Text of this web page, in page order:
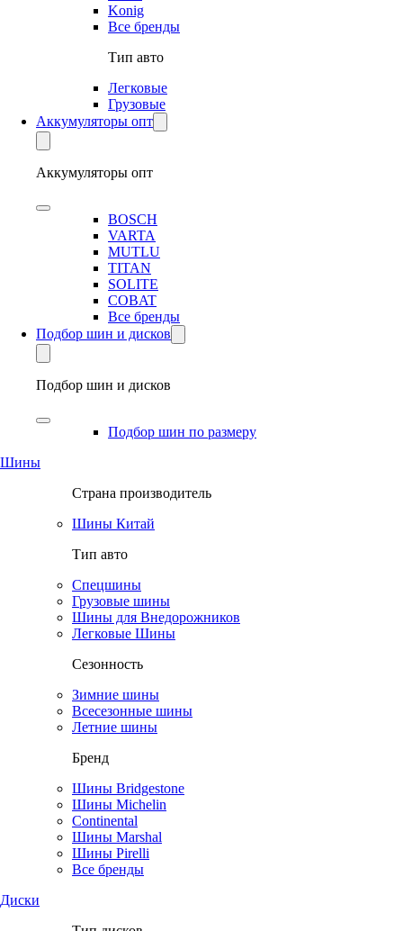
Konig
Все бренды
Тип авто
Легковые
Грузовые
Аккумуляторы опт
Аккумуляторы опт
BOSCH
VARTA
MUTLU
TITAN
SOLITE
COBAT
Все бренды
Подбор шин и дисков
Подбор шин и дисков
Подбор шин по размеру
Шины
Страна производитель
Шины Китай
Тип авто
Спецшины
Грузовые шины
Шины для Внедорожников
Легковые Шины
Сезонность
Зимние шины
Всесезонные шины
Летние шины
Бренд
Шины Bridgestone
Шины Michelin
Continental
Шины Marshal
Шины Pirelli
Все бренды
Диски